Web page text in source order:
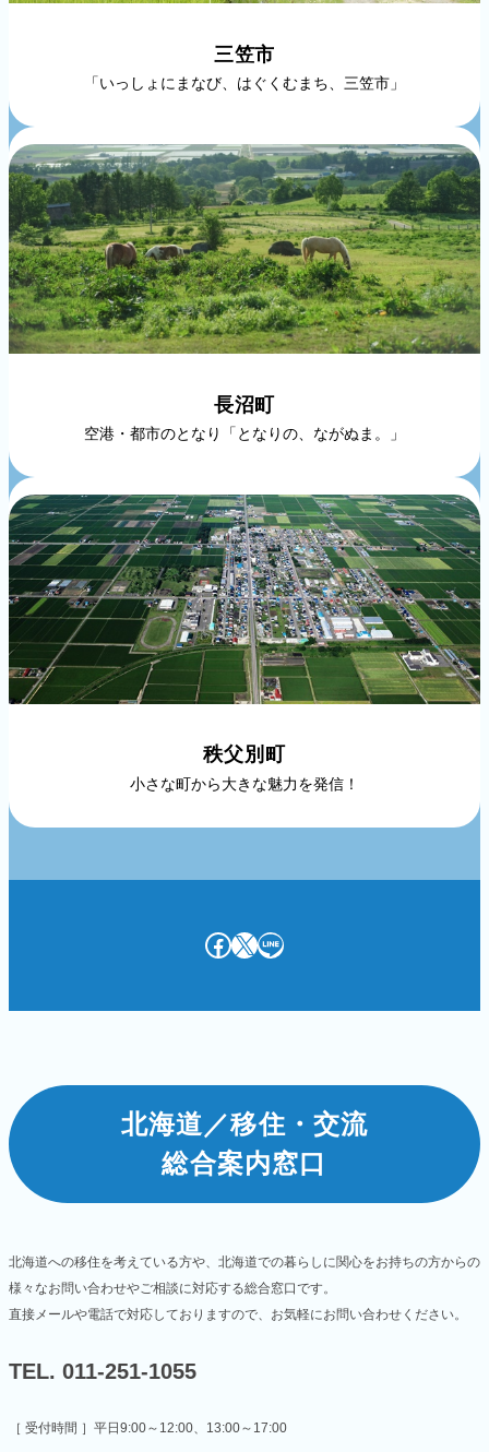
三笠市
「いっしょにまなび、はぐくむまち、三笠市」
長沼町
空港・都市のとなり「となりの、ながぬま。」
秩父別町
小さな町から大きな魅力を発信！
Facebook
X LINE
北海道／移住・交流
総合案内窓口
北海道への移住を考えている方や、北海道での暮らしに関心をお持ちの方からの
様々なお問い合わせやご相談に対応する総合窓口です。
直接メールや電話で対応しておりますので、お気軽にお問い合わせください。
TEL. 011-251-1055
［ 受付時間 ］平日9:00～12:00、13:00～17:00